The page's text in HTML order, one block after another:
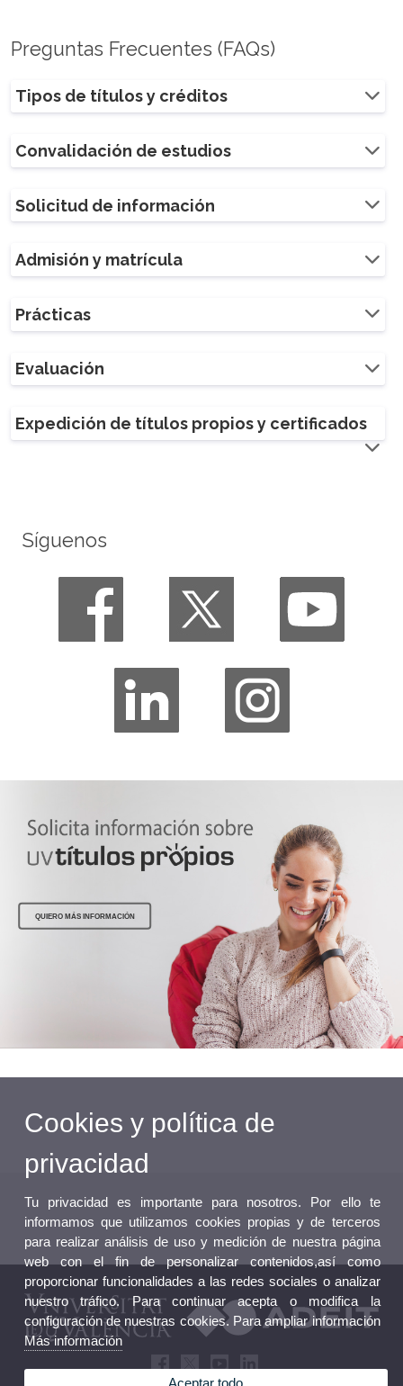
Preguntas Frecuentes (FAQs)
Tipos de títulos y créditos
Convalidación de estudios
Solicitud de información
Admisión y matrícula
Prácticas
Evaluación
Expedición de títulos propios y certificados
Síguenos
QUIERO MÁS INFORMACIÓN
Cookies y política de
privacidad
Tu privacidad es importante para nosotros. Por ello te
informamos que utilizamos cookies propias y de terceros
para realizar análisis de uso y medición de nuestra página
web con el fin de personalizar contenidos,así como
proporcionar funcionalidades a las redes sociales o analizar
nuestro tráfico. Para continuar acepta o modifica la
configuración de nuestras cookies. Para ampliar información
Más información
Aceptar todo